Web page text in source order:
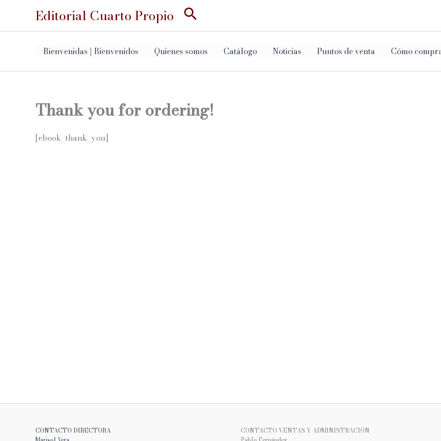
contenido
Editorial Cuarto Propio Buscar
Bienvenidas | Bienvenidos Quienes somos Catálogo Noticias Puntos de venta Cómo
Thank you for ordering!
[ebook_thank_you]
CONTACTO DIRECTORA
CONTACTO VENTAS Y ADMINISTRACIÓN